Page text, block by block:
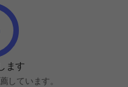
ます
しています。